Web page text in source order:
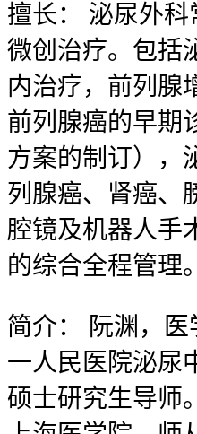
擅长：
泌尿外科
微创治疗。包括
内治疗，前列腺
前列腺癌的早期
方案的制订），
列腺癌、肾癌、
腔镜及机器人手
的综合全程管理。
简介：
阮渊，
一人民医院泌尿
硕士研究生导师